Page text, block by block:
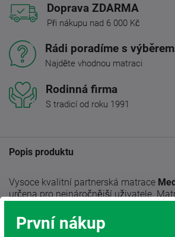
Doprava ZDARMA
Při nákupu nad 6 000 Kč
Rádi poradíme s výběrem
Najděte vhodnou matraci
Rodinná firma
S tradicí od roku 1991
Popis produktu
Vysoce kvalitní partnerská matrace
určena pro nejnáročnější uživatele.
technologie vyvinuté pro
První nákup